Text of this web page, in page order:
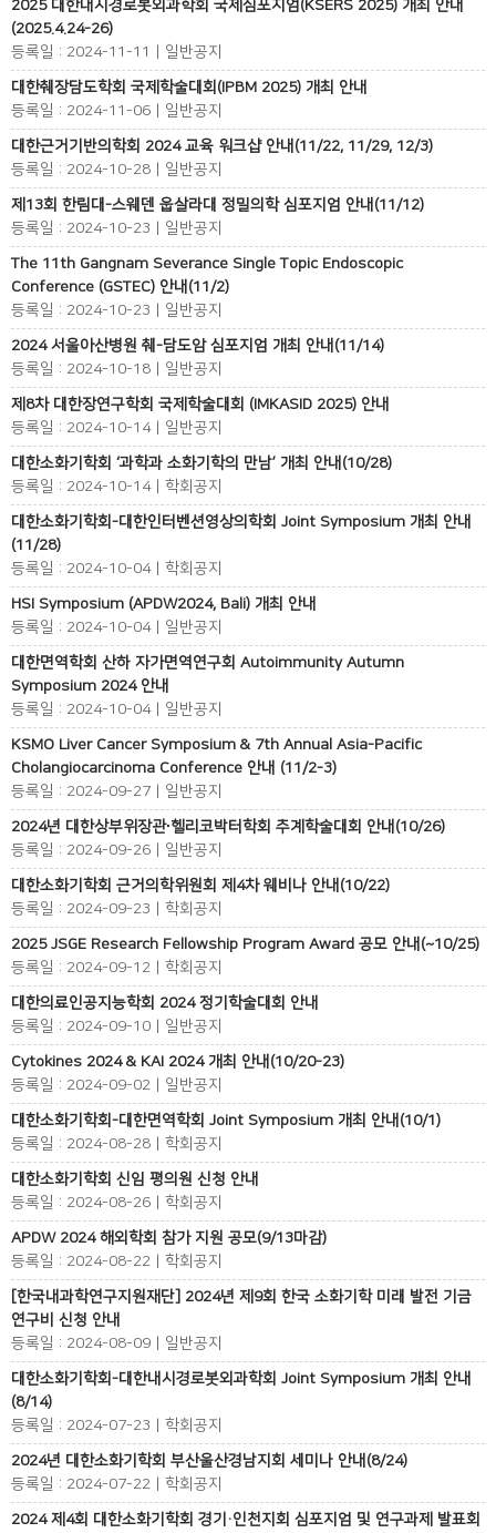
2025 대한내시경로봇외과학회 국제심포지엄(KSERS 2025) 개최 안내
(2025.4.24-26)
등록일 : 2024-11-11 | 일반공지
대한췌장담도학회 국제학술대회(IPBM 2025) 개최 안내
등록일 : 2024-11-06 | 일반공지
대한근거기반의학회 2024 교육 워크샵 안내(11/22, 11/29, 12/3)
등록일 : 2024-10-28 | 일반공지
제13회 한림대-스웨덴 웁살라대 정밀의학 심포지엄 안내(11/12)
등록일 : 2024-10-23 | 일반공지
The 11th Gangnam Severance Single Topic Endoscopic
Conference (GSTEC) 안내(11/2)
등록일 : 2024-10-23 | 일반공지
2024 서울아산병원 췌-담도암 심포지엄 개최 안내(11/14)
등록일 : 2024-10-18 | 일반공지
제8차 대한장연구학회 국제학술대회 (IMKASID 2025) 안내
등록일 : 2024-10-14 | 일반공지
대한소화기학회 ‘과학과 소화기학의 만남’ 개최 안내(10/28)
등록일 : 2024-10-14 | 학회공지
대한소화기학회-대한인터벤션영상의학회 Joint Symposium 개최 안내
(11/28)
등록일 : 2024-10-04 | 학회공지
HSI Symposium (APDW2024, Bali) 개최 안내
등록일 : 2024-10-04 | 일반공지
대한면역학회 산하 자가면역연구회 Autoimmunity Autumn
Symposium 2024 안내
등록일 : 2024-10-04 | 일반공지
KSMO Liver Cancer Symposium & 7th Annual Asia-Pacific
Cholangiocarcinoma Conference 안내 (11/2-3)
등록일 : 2024-09-27 | 일반공지
2024년 대한상부위장관∙헬리코박터학회 추계학술대회 안내(10/26)
등록일 : 2024-09-26 | 일반공지
대한소화기학회 근거의학위원회 제4차 웨비나 안내(10/22)
등록일 : 2024-09-23 | 학회공지
2025 JSGE Research Fellowship Program Award 공모 안내(~10/25)
등록일 : 2024-09-12 | 학회공지
대한의료인공지능학회 2024 정기학술대회 안내
등록일 : 2024-09-10 | 일반공지
Cytokines 2024 & KAI 2024 개최 안내(10/20-23)
등록일 : 2024-09-02 | 일반공지
대한소화기학회-대한면역학회 Joint Symposium 개최 안내(10/1)
등록일 : 2024-08-28 | 학회공지
대한소화기학회 신임 평의원 신청 안내
등록일 : 2024-08-26 | 학회공지
APDW 2024 해외학회 참가 지원 공모(9/13마감)
등록일 : 2024-08-22 | 학회공지
[한국내과학연구지원재단] 2024년 제9회 한국 소화기학 미래 발전 기금
연구비 신청 안내
등록일 : 2024-08-09 | 일반공지
대한소화기학회-대한내시경로봇외과학회 Joint Symposium 개최 안내
(8/14)
등록일 : 2024-07-23 | 학회공지
2024년 대한소화기학회 부산울산경남지회 세미나 안내(8/24)
등록일 : 2024-07-22 | 학회공지
2024 제4회 대한소화기학회 경기·인천지회 심포지엄 및 연구과제 발표회